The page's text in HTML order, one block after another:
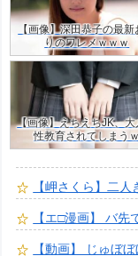
【画像】深田恭子の最新
りのワレメｗｗｗ
【画像】えちえちJK、大
性教育されてしまうｗ
【岬さくら】二人
【エ□漫画】 バ先
【動画】 じゅぼ